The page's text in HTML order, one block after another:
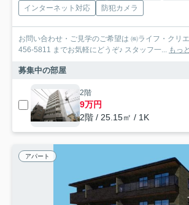
インターネット対応
防犯カメラ
お問い合わせ・ご見学のご希望は ㈱ライフ・クリ
456-5811 までお気軽にどうぞ♪ スタッフ一...
もっ
募集中の部屋
2階
9万円
2階 / 25.15㎡ / 1K
アパート